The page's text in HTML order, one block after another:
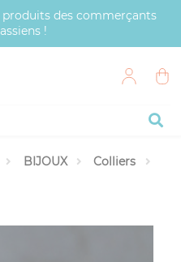
produits des commerçants
!
BIJOUX Colliers